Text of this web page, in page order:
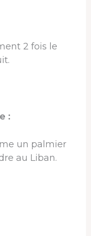
2 fois le
:
un palmier
au Liban.